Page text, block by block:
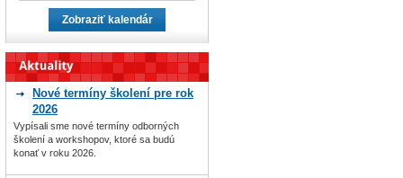
Zobraziť kalendár
Nové termíny školení pre rok
2026
Vypísali sme nové termíny odborných
školení a workshopov, ktoré sa budú
konať v roku 2026.